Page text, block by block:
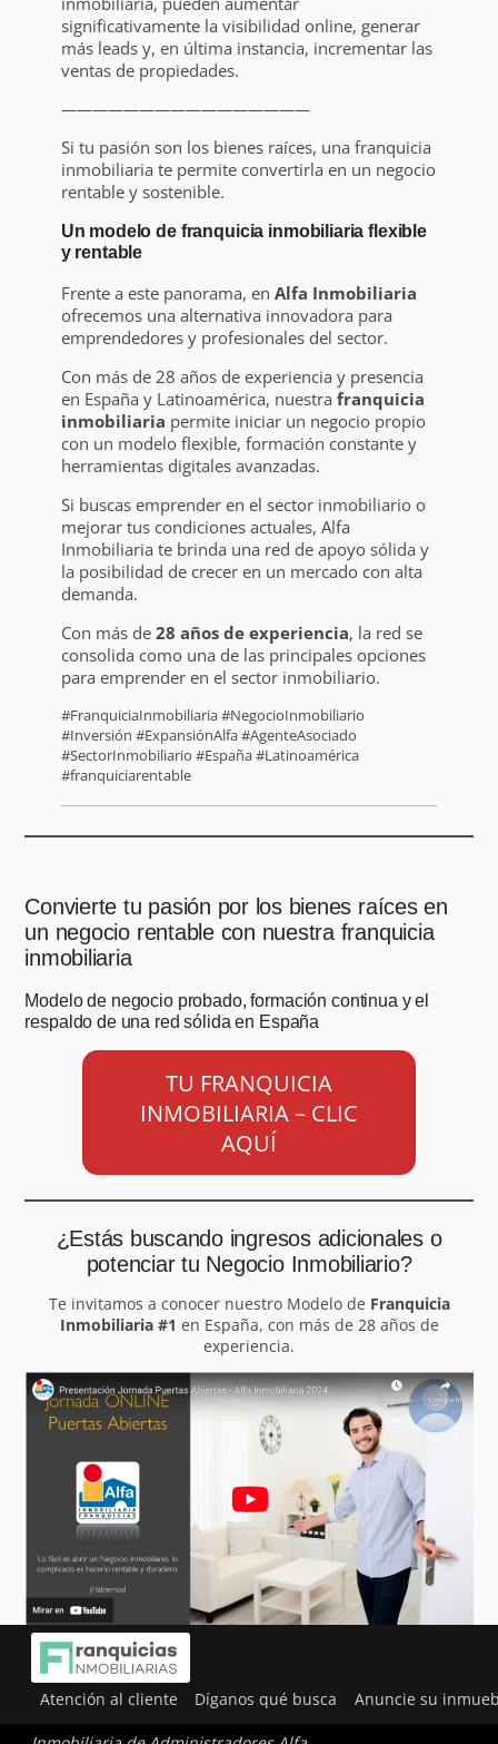
significativamente la visibilidad online, generar
más leads y, en última instancia, incrementar las
ventas de propiedades.
————————————————
Si tu pasión son los bienes raíces, una franquicia
inmobiliaria te permite convertirla en un negocio
rentable y sostenible.
Un modelo de franquicia inmobiliaria flexible
y rentable
Frente a este panorama, en Alfa Inmobiliaria
ofrecemos una alternativa innovadora para
emprendedores y profesionales del sector.
Con más de 28 años de experiencia y presencia
en España y Latinoamérica, nuestra franquicia
inmobiliaria permite iniciar un negocio propio
con un modelo flexible, formación constante y
herramientas digitales avanzadas.
Si buscas emprender en el sector inmobiliario o
mejorar tus condiciones actuales, Alfa
Inmobiliaria te brinda una red de apoyo sólida y
la posibilidad de crecer en un mercado con alta
demanda.
Con más de 28 años de experiencia, la red se
consolida como una de las principales opciones
para emprender en el sector inmobiliario.
#FranquiciaInmobiliaria #NegocioInmobiliario
#Inversión #ExpansiónAlfa #AgenteAsociado
#SectorInmobiliario #España #Latinoamérica
#franquiciarentable
Convierte tu pasión por los bienes raíces en
un negocio rentable con nuestra franquicia
inmobiliaria
Modelo de negocio probado, formación continua y el
respaldo de una red sólida en España
TU FRANQUICIA
INMOBILIARIA – CLIC
AQUÍ
¿Estás buscando ingresos adicionales o
potenciar tu Negocio Inmobiliario?
Te invitamos a conocer nuestro Modelo de Franquicia
Inmobiliaria #1 en España, con más de 28 años de
experiencia.
Atención al cliente Díganos qué busca Anuncie su